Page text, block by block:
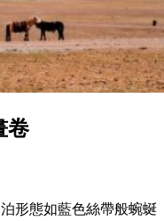
卷
形態如藍色絲帶般蜿蜒